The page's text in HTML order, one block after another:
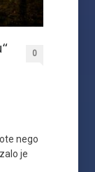
0
nego
je